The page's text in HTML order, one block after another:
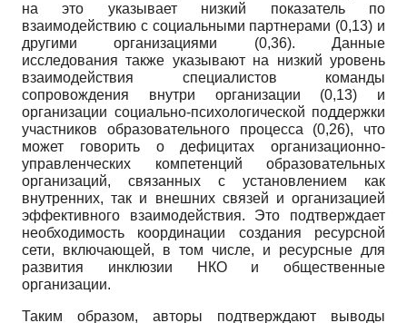
на это указывает низкий показатель по
взаимодействию с социальными партнерами (0,13) и
другими организациями (0,36). Данные
исследования также указывают на низкий уровень
взаимодействия специалистов команды
сопровождения внутри организации (0,13) и
организации социально-психологической поддержки
участников образовательного процесса (0,26), что
может говорить о дефицитах организационно-
управленческих компетенций образовательных
организаций, связанных с установлением как
внутренних, так и внешних связей и организацией
эффективного взаимодействия. Это подтверждает
необходимость координации создания ресурсной
сети, включающей, в том числе, и ресурсные для
развития инклюзии НКО и общественные
организации.
Таким образом, авторы подтверждают выводы